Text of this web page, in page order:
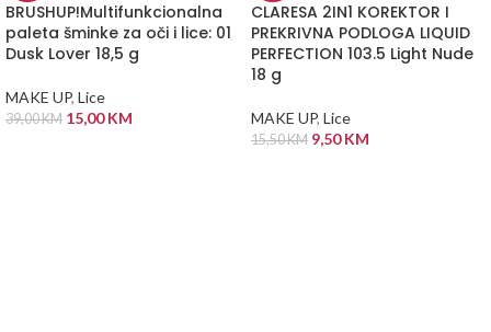
BRUSHUP!Multifunkcionalna
paleta šminke za oči i lice: 01
Dusk Lover 18,5 g
MAKE UP, Lice
39,00KM 15,00KM
CLARESA 2IN1 KOREKTOR I
PREKRIVNA PODLOGA LIQUID
PERFECTION 103.5 Light Nude
18 g
MAKE UP, Lice
15,50KM 9,50KM